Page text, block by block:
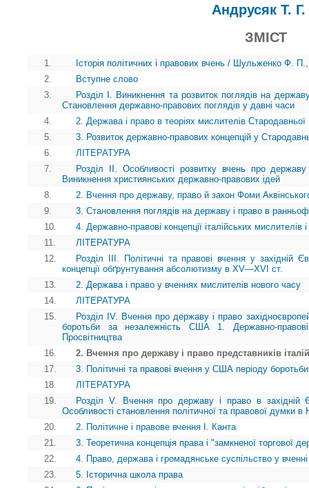
Андрусяк Т. Г.
ЗМІСТ
1.
Історія політичних і правових вчень / Шульженко Ф.
2.
Вступне слово
3.
Розділ І. Виникнення та розвиток поглядів на
Становлення державно-правових поглядів у давні часи
4.
2. Держава і право в теоріях мислителів Стародавньої
5.
3. Розвиток державно-правових концепцій у
6.
ЛІТЕРАТУРА
7.
Розділ ІІ. Особливості розвитку вчень про
Виникнення християнських державно-правових ідей
8.
2. Вчення про державу, право й закон Фоми
9.
3. Становлення поглядів на державу і право в
10.
4. Державно-правові концепції італійських мислителів
11.
ЛІТЕРАТУРА
12.
Розділ ІІІ. Політичні та правові вчення у
концепції обґрунтування абсолютизму в XV—XVI ст.
13.
2. Держава і право у вченнях мислителів нового часу
14.
ЛІТЕРАТУРА
15.
Розділ IV. Вчення про державу і право
боротьби за незалежність США 1. Державно-правові
Просвітництва
16.
2. Вчення про державу і право представників
17.
3. Політичні та правові вчення у США періоду
18.
ЛІТЕРАТУРА
19.
Розділ V. Вчення про державу і право в
Особливості становлення політичної та правової думки в
20.
2. Політичне і правове вчення І. Канта
21.
3. Теоретична концепція права і "замкненої торгової
22.
4. Право, держава і громадянське суспільство у
23.
5. Історична школа права